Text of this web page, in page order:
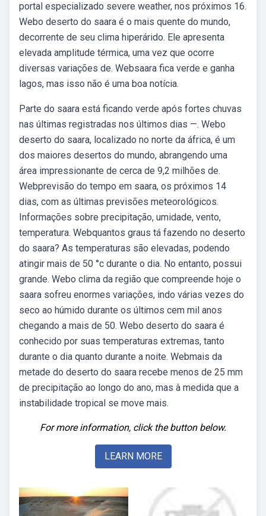
portal especializado severe weather, nos próximos 16.
Webo deserto do saara é o mais quente do mundo,
decorrente de seu clima hiperárido. Ele apresenta
elevada amplitude térmica, uma vez que ocorre
diversas variações de. Websaara fica verde e ganha
lagos, mas isso não é uma boa notícia.
Parte do saara está ficando verde após fortes chuvas
nas últimas registradas nos últimos dias —. Webo
deserto do saara, localizado no norte da áfrica, é um
dos maiores desertos do mundo, abrangendo uma
área impressionante de cerca de 9,2 milhões de.
Webprevisão do tempo em saara, os próximos 14
dias, com as últimas previsões meteorológicos.
Informações sobre precipitação, umidade, vento,
temperatura. Webquantos graus tá fazendo no deserto
do saara? As temperaturas são elevadas, podendo
atingir mais de 50 °c durante o dia. No entanto, possui
grande. Webo clima da região que compreende hoje o
saara sofreu enormes variações, indo várias vezes do
seco ao húmido durante os últimos cem mil anos
chegando a mais de 50. Webo deserto do saara é
conhecido por suas temperaturas extremas, tanto
durante o dia quanto durante a noite. Webmais da
metade do deserto do saara recebe menos de 25 mm
de precipitação ao longo do ano, mas à medida que a
instabilidade tropical se move mais.
For more information, click the button below.
LEARN MORE